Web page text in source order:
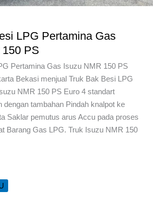
LPG Pertamina Gas
PS
Pertamina Gas Isuzu NMR 150 PS
Bekasi menjual Truk Bak Besi LPG
NMR 150 PS Euro 4 standart
dengan tambahan Pindah knalpot ke
Saklar pemutus arus Accu pada proses
Barang Gas LPG. Truk Isuzu NMR 150